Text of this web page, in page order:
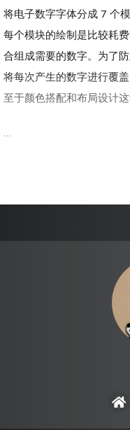
将电子数字字体分成 7 个
每个模块的绘制是比较耗
合组成需要的数字。为了
将每次产生的数字进行覆
至于颜色搭配和布局设计
...